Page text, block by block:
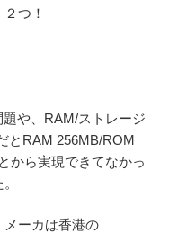
つ！
や、RAM/ストレージ
とRAM 256MB/ROM
から実現できてなかっ
メーカは香港の